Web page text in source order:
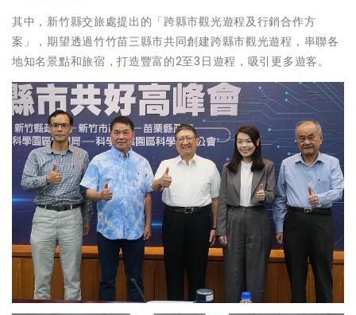
其中，新竹縣交旅處提出的「跨縣市觀光遊程及行銷合作方
案」，期望透過竹竹苗三縣市共同創建跨縣市觀光遊程，串聯各
地知名景點和旅宿，打造豐富的2至3日遊程，吸引更多遊客。